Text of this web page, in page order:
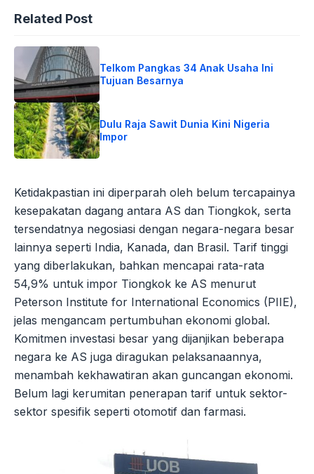
Related Post
Telkom Pangkas 34 Anak Usaha Ini
Tujuan Besarnya
Dulu Raja Sawit Dunia Kini Nigeria
Impor
Ketidakpastian ini diperparah oleh belum tercapainya
kesepakatan dagang antara AS dan Tiongkok, serta
tersendatnya negosiasi dengan negara-negara besar
lainnya seperti India, Kanada, dan Brasil. Tarif tinggi
yang diberlakukan, bahkan mencapai rata-rata
54,9% untuk impor Tiongkok ke AS menurut
Peterson Institute for International Economics (PIIE),
jelas mengancam pertumbuhan ekonomi global.
Komitmen investasi besar yang dijanjikan beberapa
negara ke AS juga diragukan pelaksanaannya,
menambah kekhawatiran akan guncangan ekonomi.
Belum lagi kerumitan penerapan tarif untuk sektor-
sektor spesifik seperti otomotif dan farmasi.